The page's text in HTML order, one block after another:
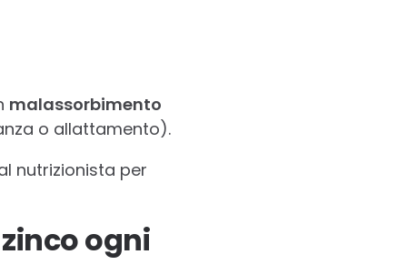
malassorbimento
o allattamento).
nutrizionista per
ogni